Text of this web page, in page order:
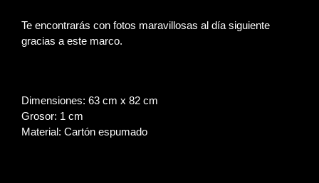
Te encontrarás con fotos maravillosas al día siguiente
gracias a este marco.
Dimensiones: 63 cm x 82 cm
Grosor: 1 cm
Material: Cartón espumado